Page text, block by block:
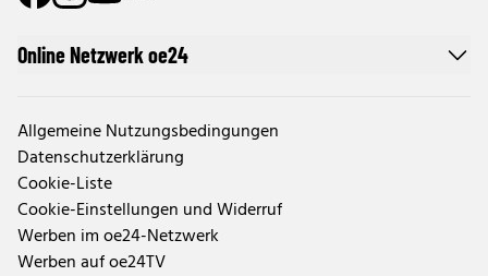
Online Netzwerk oe24
Allgemeine Nutzungsbedingungen
Datenschutzerklärung
Cookie-Liste
Cookie-Einstellungen und Widerruf
Werben im oe24-Netzwerk
Werben auf oe24TV